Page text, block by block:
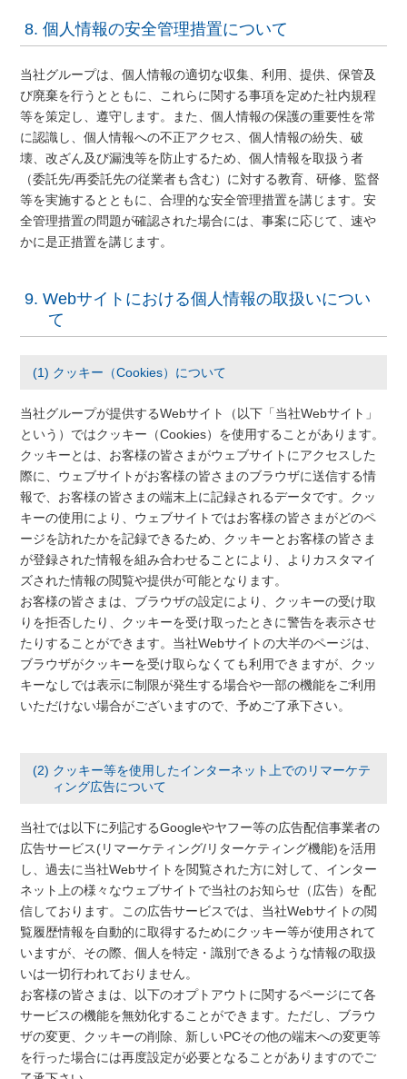
8. 個人情報の安全管理措置について
当社グループは、個人情報の適切な収集、利用、提供、保管及
び廃棄を行うとともに、これらに関する事項を定めた社内規程
等を策定し、遵守します。また、個人情報の保護の重要性を常
に認識し、個人情報への不正アクセス、個人情報の紛失、破
壊、改ざん及び漏洩等を防止するため、個人情報を取扱う者
（委託先/再委託先の従業者も含む）に対する教育、研修、監督
等を実施するとともに、合理的な安全管理措置を講じます。安
全管理措置の問題が確認された場合には、事案に応じて、速や
かに是正措置を講じます。
9. Webサイトにおける個人情報の取扱いについ
て
(1) クッキー（Cookies）について
当社グループが提供するWebサイト（以下「当社Webサイト」
という）ではクッキー（Cookies）を使用することがあります。
クッキーとは、お客様の皆さまがウェブサイトにアクセスした
際に、ウェブサイトがお客様の皆さまのブラウザに送信する情
報で、お客様の皆さまの端末上に記録されるデータです。クッ
キーの使用により、ウェブサイトではお客様の皆さまがどのペ
ージを訪れたかを記録できるため、クッキーとお客様の皆さま
が登録された情報を組み合わせることにより、よりカスタマイ
ズされた情報の閲覧や提供が可能となります。
お客様の皆さまは、ブラウザの設定により、クッキーの受け取
りを拒否したり、クッキーを受け取ったときに警告を表示させ
たりすることができます。当社Webサイトの大半のページは、
ブラウザがクッキーを受け取らなくても利用できますが、クッ
キーなしでは表示に制限が発生する場合や一部の機能をご利用
いただけない場合がございますので、予めご了承下さい。
(2) クッキー等を使用したインターネット上でのリマーケテ
ィング広告について
当社では以下に列記するGoogleやヤフー等の広告配信事業者の
広告サービス(リマーケティング/リターケティング機能)を活用
し、過去に当社Webサイトを閲覧された方に対して、インター
ネット上の様々なウェブサイトで当社のお知らせ（広告）を配
信しております。この広告サービスでは、当社Webサイトの閲
覧履歴情報を自動的に取得するためにクッキー等が使用されて
いますが、その際、個人を特定・識別できるような情報の取扱
いは一切行われておりません。
お客様の皆さまは、以下のオプトアウトに関するページにて各
サービスの機能を無効化することができます。ただし、ブラウ
ザの変更、クッキーの削除、新しいPCその他の端末への変更等
を行った場合には再度設定が必要となることがありますのでご